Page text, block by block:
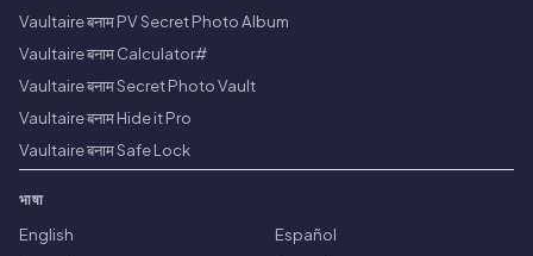
Vaultaire बनाम PV Secret Photo Album
Vaultaire बनाम Calculator#
Vaultaire बनाम Secret Photo Vault
Vaultaire बनाम Hide it Pro
Vaultaire बनाम Safe Lock
भाषा
English
Español